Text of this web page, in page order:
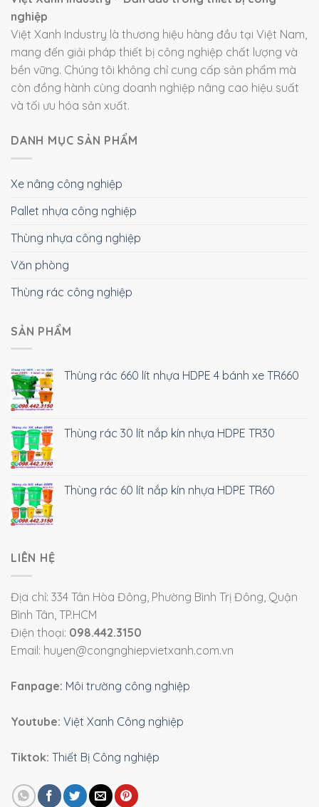
nghiệp
Việt Xanh Industry là thương hiệu hàng đầu tại Việt Nam,
mang đến giải pháp thiết bị công nghiệp chất lượng và
bền vững. Chúng tôi không chỉ cung cấp sản phẩm mà
còn đồng hành cùng doanh nghiệp nâng cao hiệu suất
và tối ưu hóa sản xuất.
DANH MỤC SẢN PHẨM
Xe nâng công nghiệp
Pallet nhựa công nghiệp
Thùng nhựa công nghiệp
Văn phòng
Thùng rác công nghiệp
SẢN PHẨM
Thùng rác 660 lít nhựa HDPE 4 bánh xe TR660
Thùng rác 30 lít nắp kín nhựa HDPE TR30
Thùng rác 60 lít nắp kín nhựa HDPE TR60
LIÊN HỆ
Địa chỉ: 334 Tân Hòa Đông, Phường Bình Trị Đông, Quận
Bình Tân, TP.HCM
Điện thoại: 098.442.3150
Email: huyen@congnghiepvietxanh.com.vn
Fanpage: Môi trường công nghiệp
Youtube: Việt Xanh Công nghiệp
Tiktok: Thiết Bị Công nghiệp